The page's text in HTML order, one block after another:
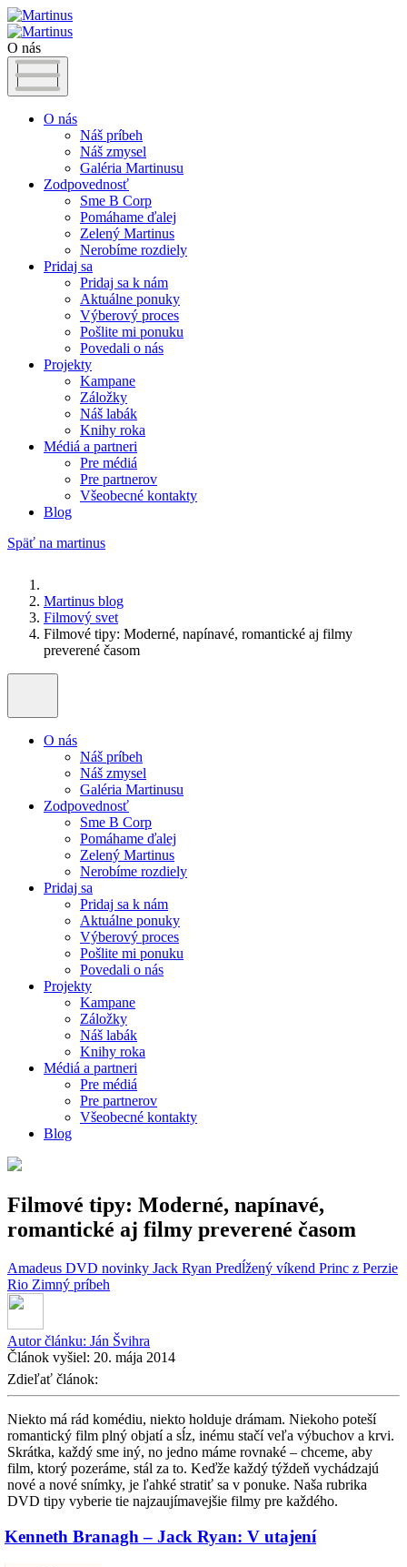
O nás
O nás
Náš príbeh
Náš zmysel
Galéria Martinusu
Zodpovednosť
Sme B Corp
Pomáhame ďalej
Zelený Martinus
Nerobíme rozdiely
Pridaj sa
Pridaj sa k nám
Aktuálne ponuky
Výberový proces
Pošlite mi ponuku
Povedali o nás
Projekty
Kampane
Záložky
Náš labák
Knihy roka
Médiá a partneri
Pre médiá
Pre partnerov
Všeobecné kontakty
Blog
Späť na martinus
Martinus blog
Filmový svet
Filmové tipy: Moderné, napínavé, romantické aj filmy
preverené časom
O nás
Náš príbeh
Náš zmysel
Galéria Martinusu
Zodpovednosť
Sme B Corp
Pomáhame ďalej
Zelený Martinus
Nerobíme rozdiely
Pridaj sa
Pridaj sa k nám
Aktuálne ponuky
Výberový proces
Pošlite mi ponuku
Povedali o nás
Projekty
Kampane
Záložky
Náš labák
Knihy roka
Médiá a partneri
Pre médiá
Pre partnerov
Všeobecné kontakty
Blog
Filmové tipy: Moderné, napínavé,
romantické aj filmy preverené časom
Amadeus DVD novinky Jack Ryan Predĺžený víkend Princ z Perzie
Rio Zimný príbeh
Autor článku: Ján Švihra
Článok vyšiel: 20. mája 2014
Zdieľať článok:
Niekto má rád komédiu, niekto holduje drámam. Niekoho poteší
romantický film plný objatí a sĺz, inému stačí veľa výbuchov a krvi.
Skrátka, každý sme iný, no jedno máme rovnaké – chceme, aby
film, ktorý pozeráme, stál za to. Keďže každý týždeň vychádzajú
nové a nové snímky, je ľahké stratiť sa v ponuke. Naša rubrika
DVD tipy vyberie tie najzaujímavejšie filmy pre každého.
Kenneth Branagh – Jack Ryan: V utajení